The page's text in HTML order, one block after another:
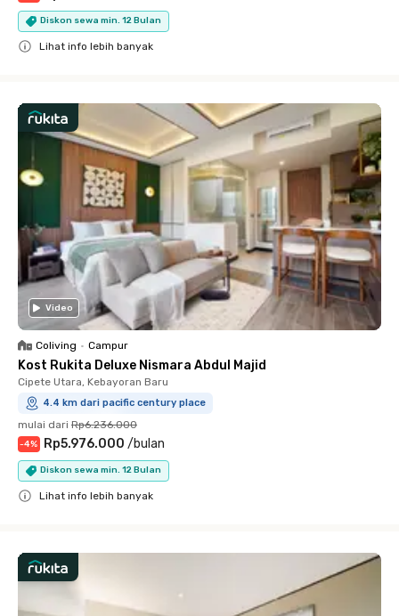
Diskon sewa min. 12 Bulan
Lihat info lebih banyak
Video
Coliving • Campur
Kost Rukita Deluxe Nismara Abdul Majid
Cipete Utara, Kebayoran Baru
4.4 km dari pacific century place
mulai dari Rp6.236.000
-4% Rp5.976.000 /bulan
Diskon sewa min. 12 Bulan
Lihat info lebih banyak